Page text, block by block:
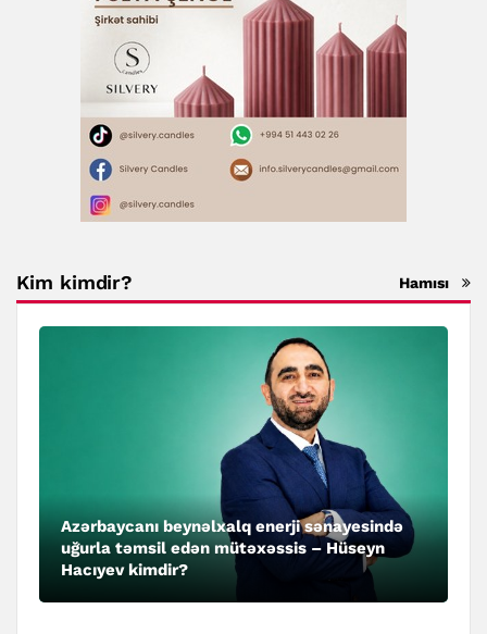
Kim kimdir? Hamısı
Azərbaycanı beynəlxalq enerji sənayesində
uğurla təmsil edən mütəxəssis – Hüseyn
Hacıyev kimdir?